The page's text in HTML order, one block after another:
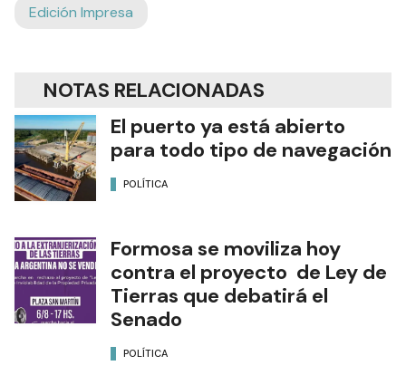
Edición Impresa
NOTAS RELACIONADAS
El puerto ya está abierto
para todo tipo de navegación
POLÍTICA
Formosa se moviliza hoy
contra el proyecto de Ley de
Tierras que debatirá el
Senado
POLÍTICA